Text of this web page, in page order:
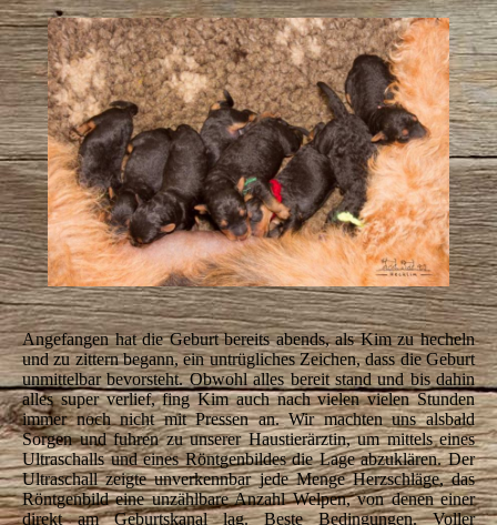
Angefangen hat die Geburt bereits abends, als Kim zu hecheln
und zu zittern begann, ein untrügliches Zeichen, dass die Geburt
unmittelbar bevorsteht. Obwohl alles bereit stand und bis dahin
alles super verlief, fing Kim auch nach vielen vielen Stunden
immer noch nicht mit Pressen an. Wir machten uns alsbald
Sorgen und fuhren zu unserer Haustierärztin, um mittels eines
Ultraschalls und eines Röntgenbildes die Lage abzuklären. Der
Ultraschall zeigte unverkennbar jede Menge Herzschläge, das
Röntgenbild eine unzählbare Anzahl Welpen, von denen einer
direkt am Geburtskanal lag. Beste Bedingungen. Voller